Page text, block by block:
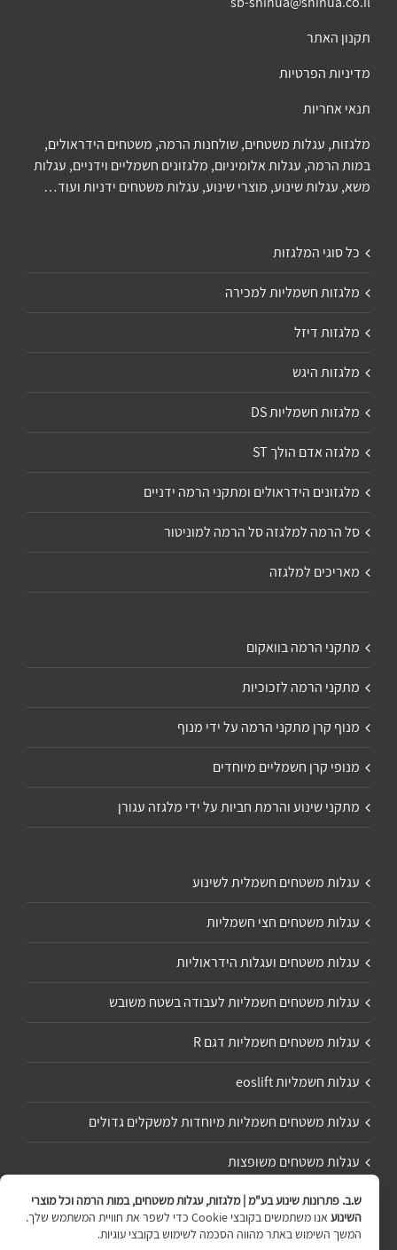
תקנון האתר
מדיניות הפרטיות
תנאי אחריות
מלגזות, עגלות משטחים, שולחנות הרמה, משטחים הידראולים,
במות הרמה, עגלות אלומיניום, מלגזונים חשמליים וידניים, עגלות
משא, עגלות שינוע, מוצרי שינוע, עגלות משטחים ידניות ועוד…
כל סוגי המלגזות
מלגזות חשמליות למכירה
מלגזות דיזל
מלגזות היגש
מלגזות חשמליות DS
מלגזה אדם הולך ST
מלגזונים הידראולים ומתקני הרמה ידניים
סל הרמה למלגזה סל הרמה למוניטור
מאריכים למלגזה
מתקני הרמה בוואקום
מתקני הרמה לזכוכיות
מנוף קרן מתקני הרמה על ידי מנוף
מנופי קרן חשמליים מיוחדים
מתקני שינוע והרמת חביות על ידי מלגזה עגורן
עגלות משטחים חשמלית לשינוע
עגלות משטחים חצי חשמליות
עגלות משטחים ועגלות הידראוליות
עגלות משטחים חשמליות לעבודה בשטח משובש
עגלות משטחים חשמליות דגם R
עגלות חשמליות eoslift
עגלות משטחים חשמליות מיוחדות למשקלים גדולים
עגלות משטחים משופצות
תיקון ושיפוץ עגלת משטחים
ש.ב. פתרונות שינוע בע"מ | מלגזות, עגלות משטחים, במות הרמה וכל מוצרי
השינוע
אנו משתמשים בקובצי Cookie כדי לשפר את חוויית המשתמש שלך.
המשך השימוש באתר מהווה הסכמה לשימוש בקובצי עוגיות.